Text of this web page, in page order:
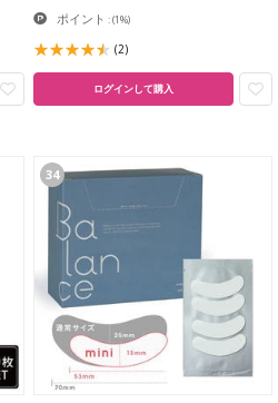
ポイント :(1%)
(2)
ログインして購入
34